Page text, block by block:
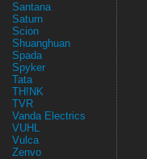
Santana
Saturn
Scion
Shuanghuan
Spada
Spyker
Tata
TH!NK
TVR
Vanda Electrics
VUHL
Vulca
Zenvo